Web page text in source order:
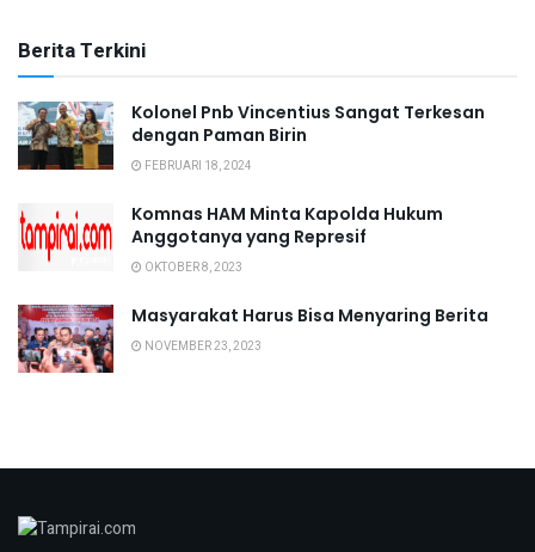
Berita Terkini
Kolonel Pnb Vincentius Sangat Terkesan
dengan Paman Birin
FEBRUARI 18, 2024
Komnas HAM Minta Kapolda Hukum
Anggotanya yang Represif
OKTOBER 8, 2023
Masyarakat Harus Bisa Menyaring Berita
NOVEMBER 23, 2023